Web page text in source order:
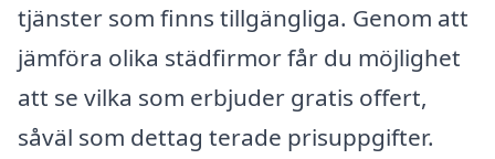
tjänster som finns tillgängliga. Genom att
jämföra olika städfirmor får du möjlighet
att se vilka som erbjuder gratis offert,
såväl som dettag terade prisuppgifter.